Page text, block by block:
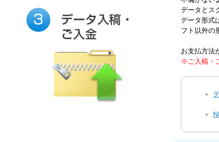
データとス
データ形式
フト以外の
お支払方法
※ご入稿・